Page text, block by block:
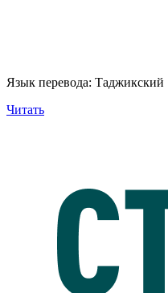
Язык перевода: Таджикский
Читать